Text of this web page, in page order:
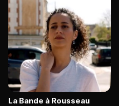
La Bande à Rousseau